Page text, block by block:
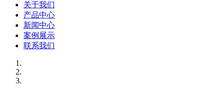
关于我们
产品中心
新闻中心
案例展示
联系我们